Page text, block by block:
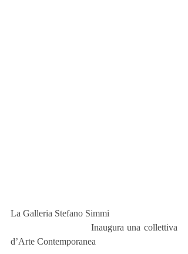
La Galleria Stefano Simmi
d’Arte Contemporanea